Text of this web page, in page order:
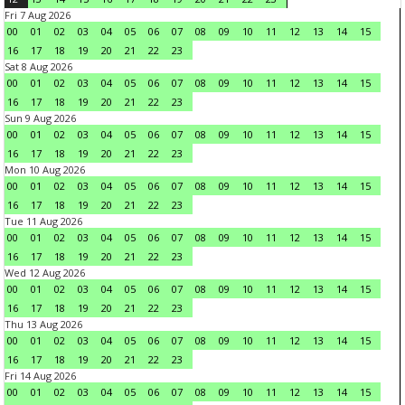
Fri 7 Aug 2026
00
01 02 03 04 05 06 07 08 09 10 11 12 13 14
15
16
17 18 19 20 21 22
23
Sat 8 Aug 2026
00
01 02 03 04 05 06 07 08 09 10 11 12 13 14
15
16
17 18 19 20 21 22
23
Sun 9 Aug 2026
00
01 02 03 04 05 06 07 08 09 10 11 12 13 14
15
16
17 18 19 20 21 22
23
Mon 10 Aug 2026
00
01 02 03 04 05 06 07 08 09 10 11 12 13 14
15
16
17 18 19 20 21 22
23
Tue 11 Aug 2026
00
01 02 03 04 05 06 07 08 09 10 11 12 13 14
15
16
17 18 19 20 21 22
23
Wed 12 Aug 2026
00
01 02 03 04 05 06 07 08 09 10 11 12 13 14
15
16
17 18 19 20 21 22
23
Thu 13 Aug 2026
00
01 02 03 04 05 06 07 08 09 10 11 12 13 14
15
16
17 18 19 20 21 22
23
Fri 14 Aug 2026
00
01 02 03 04 05 06 07 08 09 10 11 12 13 14
15